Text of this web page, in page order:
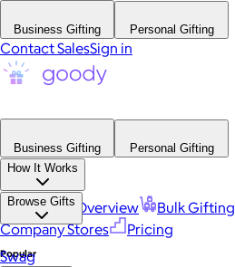
Business Gifting Personal Gifting
Contact SalesSign in
Business Gifting
Personal Gifting
How It Works
Platform Overview Bulk Gifting
Company Stores
Pricing
Browse Gifts
Popular
Swag